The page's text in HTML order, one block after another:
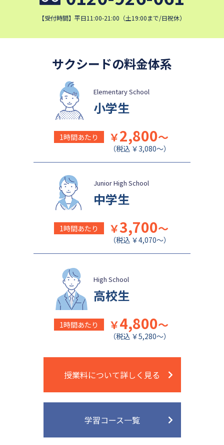
日本女子大学附属中学校 公文国際学園中等部
【受付時間】平日11:00-21:00（土19:00まで/日祝休）
サクシードの料金体系
Elementary School
小学生
1時間あたり ￥2,800～
（税込 ￥3,080～）
Junior High School
中学生
1時間あたり ￥3,700～
（税込 ￥4,070～）
High School
高校生
1時間あたり ￥4,800～
（税込 ￥5,280～）
授業料について詳しく見る
学習コース一覧